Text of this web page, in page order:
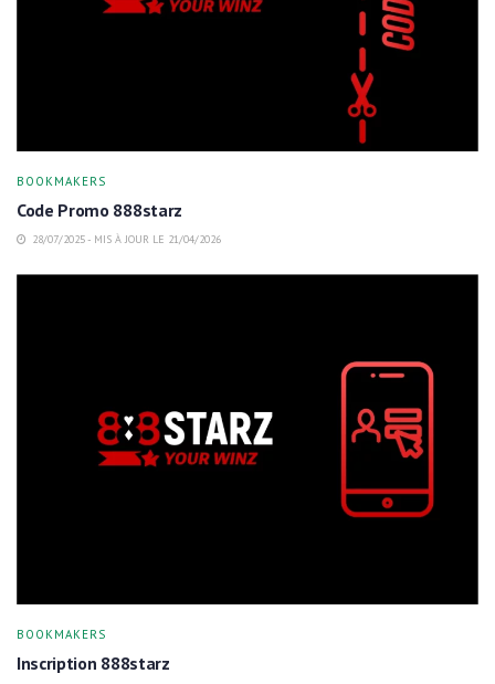
BOOKMAKERS
Code Promo 888starz
28/07/2025 - MIS À JOUR LE 21/04/2026
BOOKMAKERS
Inscription 888starz